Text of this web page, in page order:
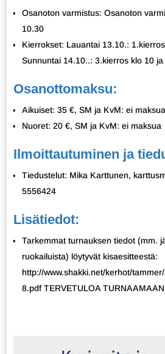
Osanoton varmistus: Osanoton
10.30
Kierrokset: Lauantai 13.10.:
Sunnuntai 14.10..: 3.kierros klo 10
Osanottomaksu:
Aikuiset: 35 €, SM ja KvM: ei maksua
Nuoret: 20 €, SM ja KvM: ei maksua
Ilmoittautuminen ja
Tiedustelut: Mika Karttunen,
5556424
Lisätiedot:
Tarkemmat turnauksen tiedot (mm.
ruokailuista) löytyvät kisaesitteestä:
http://www.shakki.net/kerhot/
8.pdf TERVETULOA